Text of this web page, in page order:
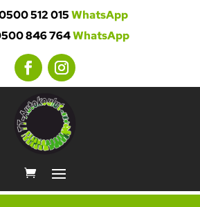
512 015WhatsApp
846 764WhatsApp